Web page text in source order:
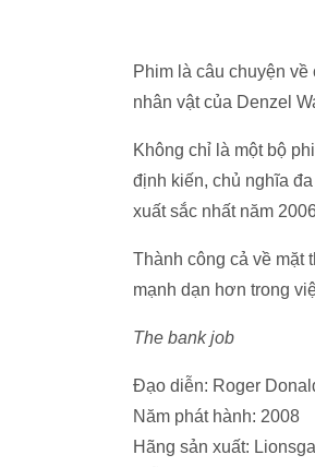
Phim là câu chuyện
nhân vật của Denzel
Không chỉ là một bộ
định kiến, chủ nghĩa
xuất sắc nhất năm
Thành công cả về mặt
mạnh dạn hơn trong
The bank job
Đạo diễn: Roger
Năm phát hành: 2008
Hãng sản xuất: